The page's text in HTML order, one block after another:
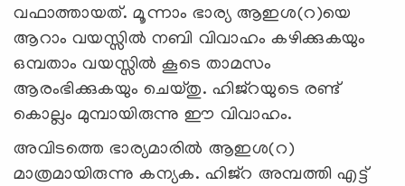
വഫാത്തായത്. മൂന്നാം ഭാര്യ ആഇശ(റ)യെ
ആറാം വയസ്സില്‍ നബി വിവാഹം കഴിക്കുകയും
ഒമ്പതാം വയസ്സില്‍ കൂടെ താമസം
ആരംഭിക്കുകയും ചെയ്തു. ഹിജ്‌റയുടെ രണ്ട്
കൊല്ലം മുമ്പായിരുന്നു ഈ വിവാഹം.
അവിടത്തെ ഭാര്യമാരില്‍ ആഇശ(റ)
മാത്രമായിരുന്നു കന്യക. ഹിജ്‌റ അമ്പത്തി എട്ട്